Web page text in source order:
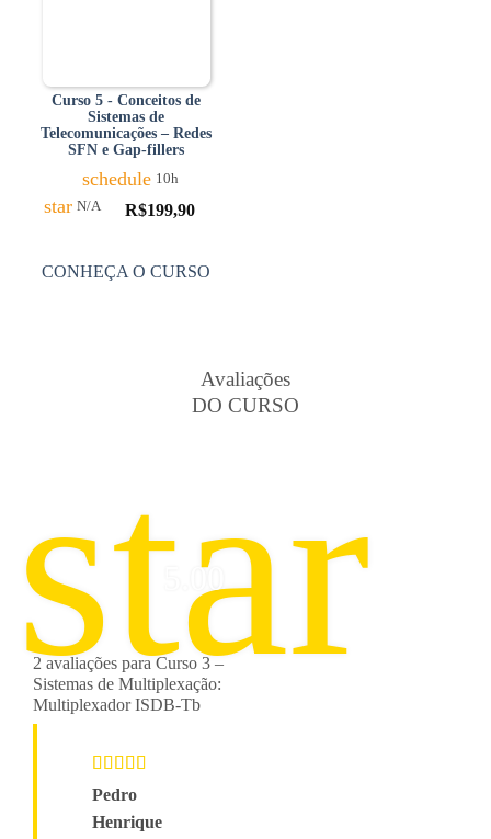
Curso 5 - Conceitos de
Sistemas de
Telecomunicações – Redes
SFN e Gap-fillers
schedule 10h
star N/A R$199,90
CONHEÇA O CURSO
Avaliações
DO CURSO
star
5.00
2 avaliações para Curso 3 –
Sistemas de Multiplexação:
Multiplexador ISDB-Tb
Avaliação
de 5
Pedro
Henrique